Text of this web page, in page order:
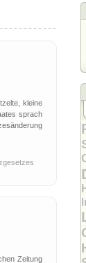
kleine
sprach
Zeitung